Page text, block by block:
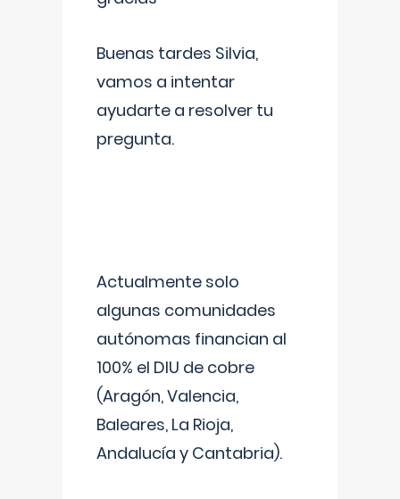
Buenas tardes Silvia,
vamos a intentar
ayudarte a resolver tu
pregunta.
Actualmente solo
algunas comunidades
autónomas financian al
100% el DIU de cobre
(Aragón, Valencia,
Baleares, La Rioja,
Andalucía y Cantabria).